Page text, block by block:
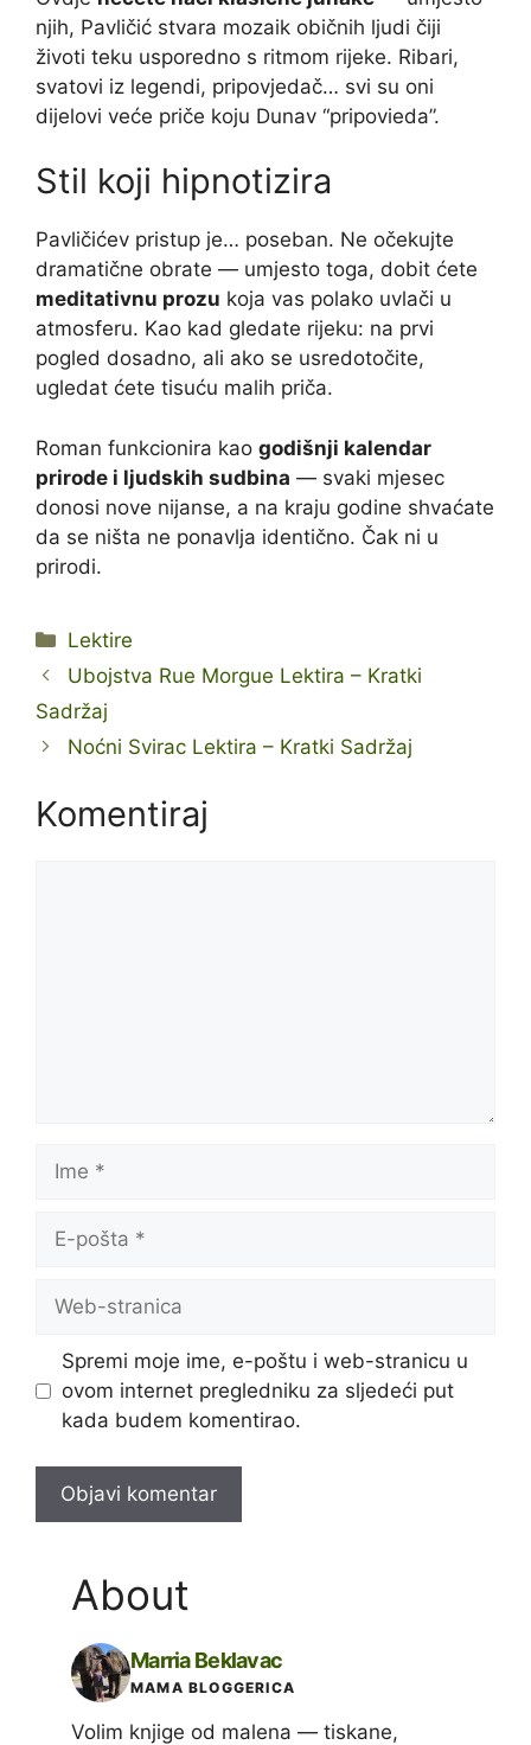
njih, Pavličić stvara mozaik običnih ljudi čiji
životi teku usporedno s ritmom rijeke. Ribari,
svatovi iz legendi, pripovjedač… svi su oni
dijelovi veće priče koju Dunav “pripovieda”.
Stil koji hipnotizira
Pavličićev pristup je… poseban. Ne očekujte
dramatične obrate — umjesto toga, dobit ćete
meditativnu prozu koja vas polako uvlači u
atmosferu. Kao kad gledate rijeku: na prvi
pogled dosadno, ali ako se usredotočite,
ugledat ćete tisuću malih priča.
Roman funkcionira kao godišnji kalendar
prirode i ljudskih sudbina — svaki mjesec
donosi nove nijanse, a na kraju godine shvaćate
da se ništa ne ponavlja identično. Čak ni u
prirodi.
Kategorije
Lektire
Ubojstva Rue Morgue Lektira – Kratki
Sadržaj
Noćni Svirac Lektira – Kratki Sadržaj
Komentiraj
Ime
pošta
Web-
Spremi moje ime, e-poštu i web-stranicu u
ovom internet pregledniku za sljedeći put
kada budem komentirao.
About
Marria Beklavac
MAMA BLOGGERICA
Volim knjige od malena — tiskane,